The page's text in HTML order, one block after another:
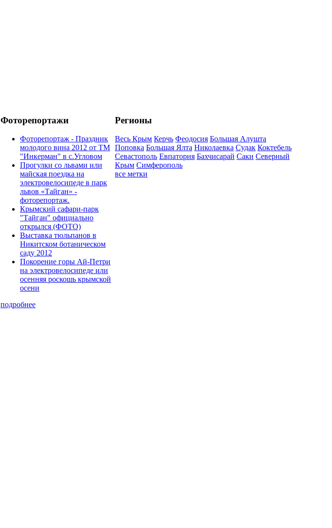
Фоторепортажи
Фоторепортаж - Праздник
молодого вина 2012 от ТМ
"Инкерман" в с.Угловом
Прогулки cо львами или
майская поездка на
электровелосипеде в парк
львов «Тайган» -
фоторепортаж.
Крымский сафари-парк
"Тайган" официально
открылся (ФОТО)
Выставка тюльпанов в
Никитском ботаническом
саду 2012
Покорение горы Ай-Петри
на электровелосипеде или
осенняя роскошь крымской
осени
подробнее
Регионы
Весь Крым Керчь Феодосия Большая Алушта
Поповка Большая Ялта Николаевка Судак Коктебель
Севастополь Евпатория Бахчисарай Саки Северный
Крым Симферополь
все метки